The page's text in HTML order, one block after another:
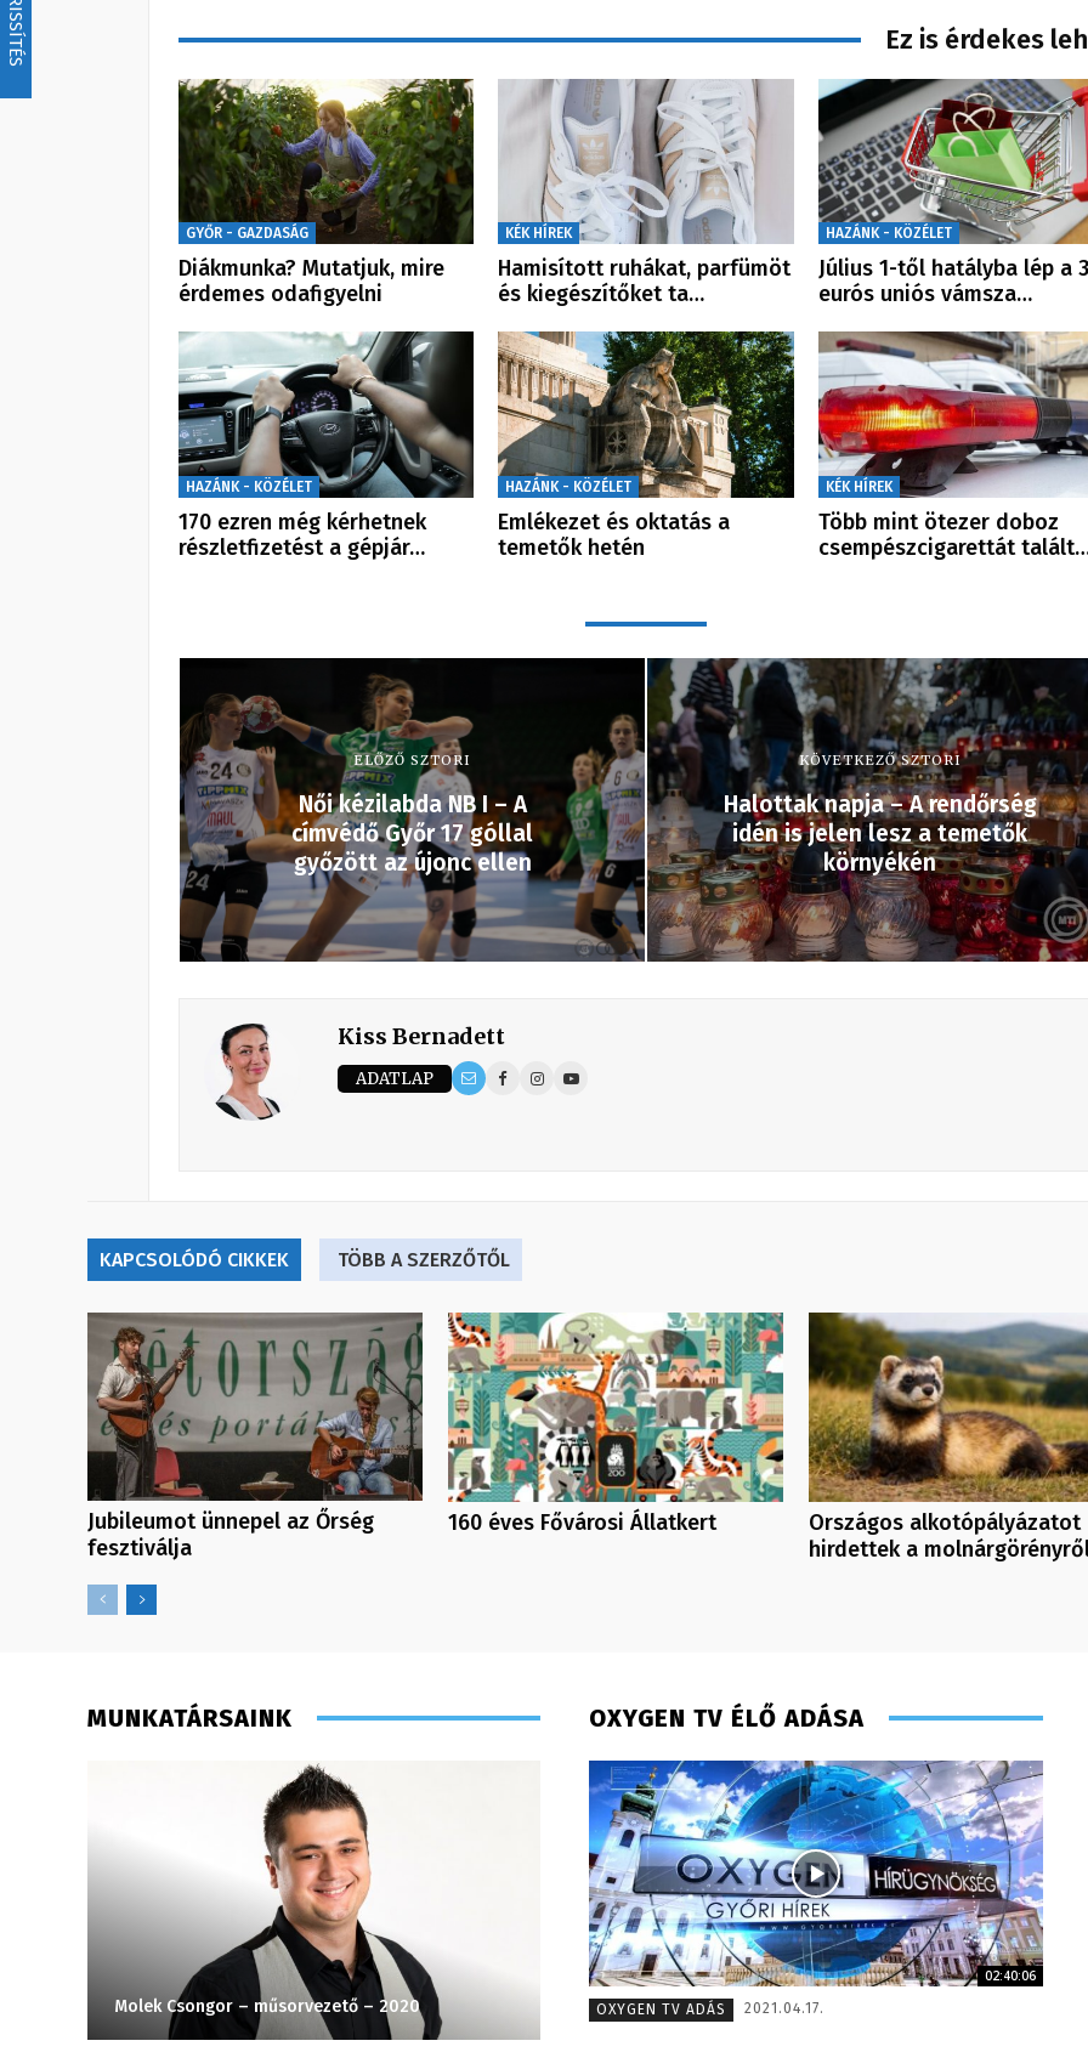
FRISSÍTÉS Ez is érdekes
GYŐR - GAZDASÁG
Diákmunka? Mutatjuk, mire
érdemes odafigyelni
KÉK HÍREK
Hamisított ruhákat, parfümöt
és kiegészítőket ta…
HAZÁNK - KÖZÉLET
Július 1-től hatályba lép a 3
eurós uniós vámsza…
HAZÁNK - KÖZÉLET
170 ezren még kérhetnek
részletfizetést a gépjár…
HAZÁNK - KÖZÉLET
Emlékezet és oktatás a
temetők hetén
KÉK HÍREK
Több mint ötezer doboz
csempészcigarettát
ELŐZŐ SZTORI
Női kézilabda NB I – A
címvédő Győr 17 góllal
győzött az újonc ellen
KÖVETKEZŐ SZTORI
Halottak napja – A rendőrség
idén is jelen lesz a temetők
környékén
Kiss Bernadett
ADATLAP
KAPCSOLÓDÓ CIKKEK TÖBB A SZERZŐTŐL
Jubileumot ünnepel az Őrség
fesztiválja
160 éves Fővárosi Állatkert
Országos alkotópályázatot
hirdettek a
MUNKATÁRSAINK
Molek Csongor – műsorvezető – 2020 Meronka Péter – programigazgató – 2008
OXYGEN TV ÉLŐ ADÁSA
02:40:06
OXYGEN TV ADÁS
2021.04.17.